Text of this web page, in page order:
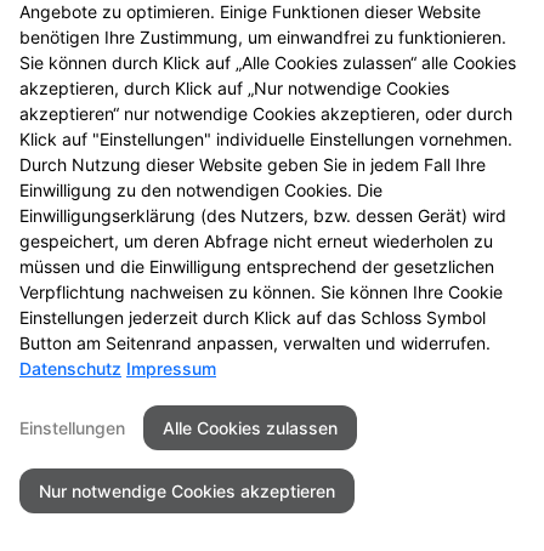
Kontakt Impressum
Datenschutz
Barrierefreiheit
2026 © Stadt-Apotheke Röthenbach
Angebote zu optimieren. Einige Funktionen dieser Website
benötigen Ihre Zustimmung, um einwandfrei zu funktionieren.
Sie können durch Klick auf „Alle Cookies zulassen“ alle Cookies
akzeptieren, durch Klick auf „Nur notwendige Cookies
akzeptieren“ nur notwendige Cookies akzeptieren, oder durch
Klick auf "Einstellungen" individuelle Einstellungen vornehmen.
Durch Nutzung dieser Website geben Sie in jedem Fall Ihre
Einwilligung zu den notwendigen Cookies. Die
Einwilligungserklärung (des Nutzers, bzw. dessen Gerät) wird
gespeichert, um deren Abfrage nicht erneut wiederholen zu
müssen und die Einwilligung entsprechend der gesetzlichen
Verpflichtung nachweisen zu können. Sie können Ihre Cookie
Einstellungen jederzeit durch Klick auf das Schloss Symbol
Button am Seitenrand anpassen, verwalten und widerrufen.
Datenschutz Impressum
Einstellungen Alle Cookies zulassen
Nur notwendige Cookies akzeptieren